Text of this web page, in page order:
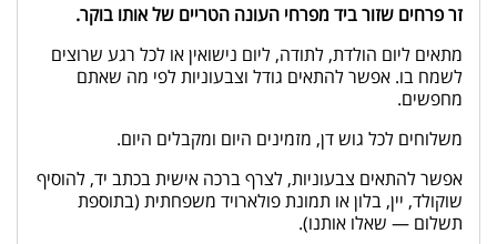
זר פרחים שזור ביד מפרחי העונה הטריים של אותו בוקר.
מתאים ליום הולדת, לתודה, ליום נישואין או לכל רגע שרוצים
לשמח בו. אפשר להתאים גודל וצבעוניות לפי מה שאתם
מחפשים.
משלוחים לכל גוש דן, מזמינים היום ומקבלים היום.
אפשר להתאים צבעוניות, לצרף ברכה אישית בכתב יד, להוסיף
שוקולד, יין, בלון או תמונת פולארויד משפחתית (בתוספת
תשלום — שאלו אותנו).